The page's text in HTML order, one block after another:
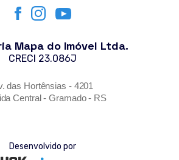
Mapa do Imóvel Ltda.
CRECI 23.086J
das Hortênsias - 4201
Central - Gramado - RS
Desenvolvido por